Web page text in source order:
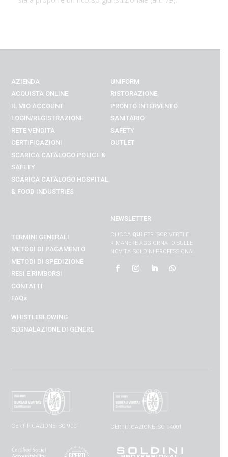
AZIENDA
ACQUISTA ONLINE
IL MIO ACCOUNT
LOGIN/REGISTRAZIONE
RETE VENDITA
CERTIFICAZIONI
SCARICA CATALOGO POLICE &
SAFETY
SCARICA CATALOGO HOSPITAL
& FOOD INDUSTRIES
UNIFORM
RISTORAZIONE
PRONTO INTERVENTO
SANITARIO
SAFETY
OUTLET
TERMINI GENERALI
METODI DI PAGAMENTO
METODI DI SPEDIZIONE
RESI E RIMBORSI
CONTATTI
FAQs
WHISTLEBLOWING
SEGNALAZIONE DI GENERE
NEWSLETTER
CLICCA QUI
PER ISCRIVERTI E
RIMANERE AGGIORNATO SULLE
NOVITA’ SOLDINI PROFESSIONAL
CERTIFICAZIONE ISO 9001 CERTIFICAZIONE ISO 14001